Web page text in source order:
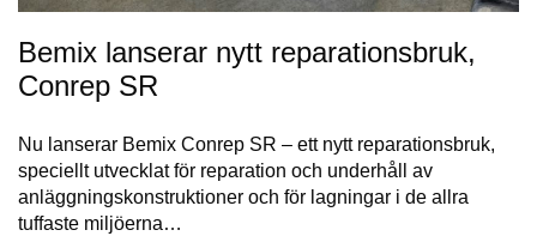
Bemix lanserar nytt reparationsbruk,
Conrep SR
Nu lanserar Bemix Conrep SR – ett nytt reparationsbruk,
speciellt utvecklat för reparation och underhåll av
anläggningskonstruktioner och för lagningar i de allra
tuffaste miljöerna…